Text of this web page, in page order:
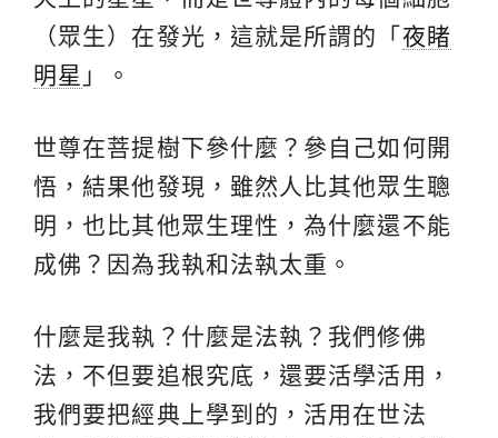
（眾生）在發光，這就是所謂的「 夜睹
明星 」。
世尊在菩提樹下參什麼？參自己如何開
悟，結果他發現，雖然人比其他眾生聰
明，也比其他眾生理性，為什麼還不能
成佛？因為我執和法執太重。
什麼是我執？什麼是法執？我們修佛
法，不但要追根究底，還要活學活用，
我們要把經典上學到的，活用在世法